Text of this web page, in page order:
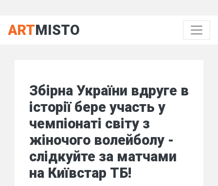
ARTMISTO
Збірна України вдруге в
історії бере участь у
чемпіонаті світу з
жіночого волейболу -
слідкуйте за матчами
на Київстар ТБ!